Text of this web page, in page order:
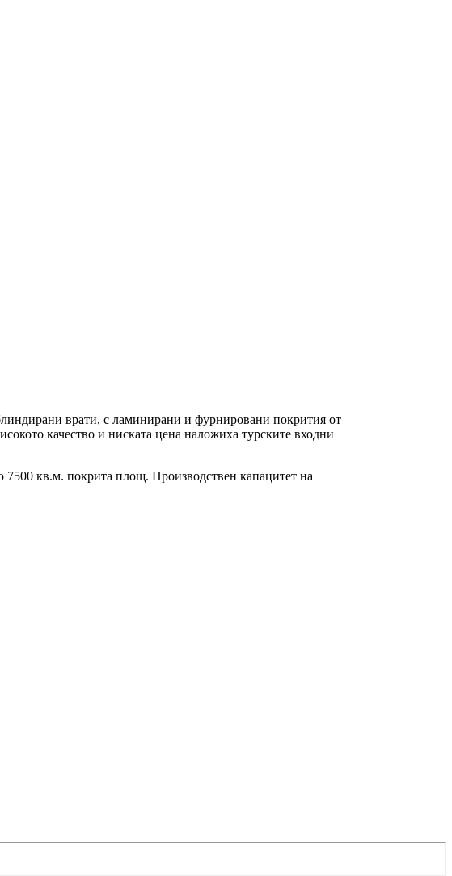
врати, с ламинирани и фурнировани покрития от
качество и ниската цена наложиха турските входни
7500 кв.м. покрита площ. Производствен капацитет на